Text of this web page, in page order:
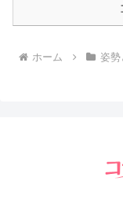
ホーム 姿勢